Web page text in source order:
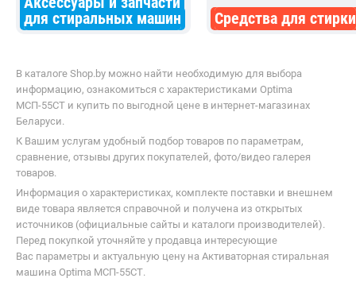
порядке. Рекомендую для больших
семей.
для стиральных машин
Средства для стирки
В каталоге Shop.by можно найти необходимую для выбора
информацию, ознакомиться с характеристиками Optima
МСП-55СТ и купить по выгодной цене в интернет-магазинах
Беларуси.
К Вашим услугам удобный подбор товаров по параметрам,
сравнение, отзывы других покупателей, фото/видео галерея
товаров.
Информация о характеристиках, комплекте поставки и внешнем
виде товара является справочной и получена из открытых
источников (официальные сайты и каталоги производителей).
Перед покупкой уточняйте у продавца интересующие
Вас параметры и актуальную цену на Активаторная стиральная
машина Optima МСП-55СТ.